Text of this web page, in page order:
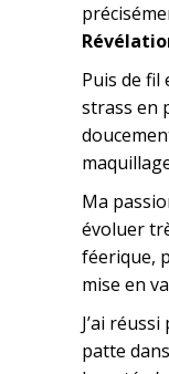
Puis de fil
strass en
Ma
évoluer
féerique,
mise en
J’ai
patte